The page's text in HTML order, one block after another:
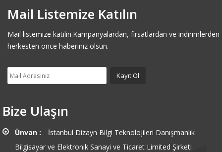
Mail Listemize Katılın
Mail listemize katılın.Kampanyalardan, fırsatlardan ve indirimlerden
herkesten önce haberiniz olsun.
Bize Ulaşın
Ünvan :
İstanbul Dizayn Bilgi Teknolojileri Danışmanlık
Bilgisayar ve Elektronik Sanayi ve Ticaret Limited Şirketi